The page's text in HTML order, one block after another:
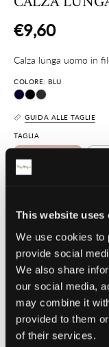
This website uses
We use cookies to
provide social
We also share
our social media,
may combine it
provided to them
of their services.
€9,60
Calza lunga uomo in
COLORE: BLU
GUIDA ALLE TAGLIE
TAGLIA
10/11 (39-41)
Dettaglio articolo
Composizione e